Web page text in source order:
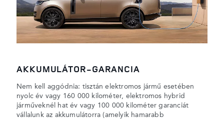
AKKUMULÁTOR-GARANCIA
Nem kell aggódnia: tisztán elektromos jármű esetében
nyolc év vagy 160 000 kilométer, elektromos hybrid
járműveknél hat év vagy 100 000 kilométer garanciát
vállalunk az akkumulátorra (amelyik hamarabb